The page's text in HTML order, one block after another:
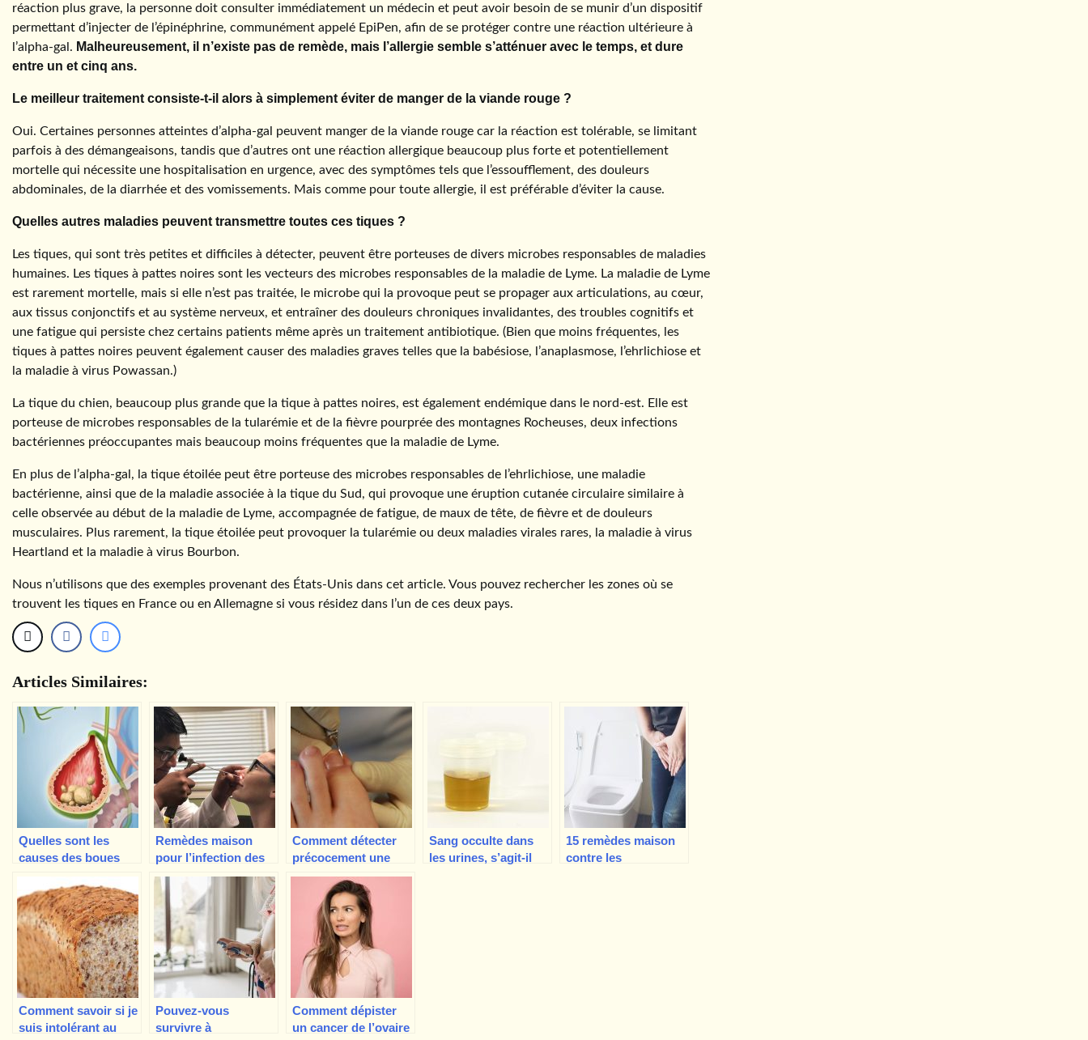
réaction plus grave, la personne doit consulter immédiatement un médecin et peut avoir besoin de se munir d’un dispositif
permettant d’injecter de l’épinéphrine, communément appelé EpiPen, afin de se protéger contre une réaction ultérieure à
l’alpha-gal. Malheureusement, il n’existe pas de remède, mais l’allergie semble s’atténuer avec le temps, et dure
entre un et cinq ans.
Le meilleur traitement consiste-t-il alors à simplement éviter de manger de la viande rouge ?
Oui. Certaines personnes atteintes d’alpha-gal peuvent manger de la viande rouge car la réaction est tolérable, se limitant
parfois à des démangeaisons, tandis que d’autres ont une réaction allergique beaucoup plus forte et potentiellement
mortelle qui nécessite une hospitalisation en urgence, avec des symptômes tels que l’essoufflement, des douleurs
abdominales, de la diarrhée et des vomissements. Mais comme pour toute allergie, il est préférable d’éviter la cause.
Quelles autres maladies peuvent transmettre toutes ces tiques ?
Les tiques, qui sont très petites et difficiles à détecter, peuvent être porteuses de divers microbes responsables de maladies
humaines. Les tiques à pattes noires sont les vecteurs des microbes responsables de la maladie de Lyme. La maladie de Lyme
est rarement mortelle, mais si elle n’est pas traitée, le microbe qui la provoque peut se propager aux articulations, au cœur,
aux tissus conjonctifs et au système nerveux, et entraîner des douleurs chroniques invalidantes, des troubles cognitifs et
une fatigue qui persiste chez certains patients même après un traitement antibiotique. (Bien que moins fréquentes, les
tiques à pattes noires peuvent également causer des maladies graves telles que la babésiose, l’anaplasmose, l’ehrlichiose et
la maladie à virus Powassan.)
La tique du chien, beaucoup plus grande que la tique à pattes noires, est également endémique dans le nord-est. Elle est
porteuse de microbes responsables de la tularémie et de la fièvre pourprée des montagnes Rocheuses, deux infections
bactériennes préoccupantes mais beaucoup moins fréquentes que la maladie de Lyme.
En plus de l’alpha-gal, la tique étoilée peut être porteuse des microbes responsables de l’ehrlichiose, une maladie
bactérienne, ainsi que de la maladie associée à la tique du Sud, qui provoque une éruption cutanée circulaire similaire à
celle observée au début de la maladie de Lyme, accompagnée de fatigue, de maux de tête, de fièvre et de douleurs
musculaires. Plus rarement, la tique étoilée peut provoquer la tularémie ou deux maladies virales rares, la maladie à virus
Heartland et la maladie à virus Bourbon.
Nous n’utilisons que des exemples provenant des États-Unis dans cet article. Vous pouvez rechercher les zones où se
trouvent les tiques en France ou en Allemagne si vous résidez dans l’un de ces deux pays.
Articles Similaires:
Quelles sont les
causes des boues
dans la vésicule
biliaire ?
Comprendre son
impact sur la santé
Remèdes maison
pour l’infection des
sinus – Qu’est-ce qui
fonctionne vraiment
?
Comment détecter
précocement une
mycose de l’ongle ?
Sang occulte dans
les urines, s’agit-il
15 remèdes maison
contre les
Comment savoir si je
suis intolérant au
Pouvez-vous
survivre à
Comment dépister
un cancer de l’ovaire